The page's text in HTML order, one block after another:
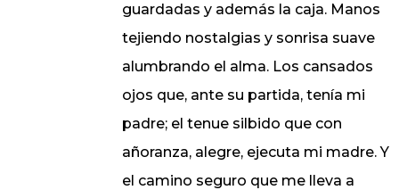
guardadas y además la caja. Manos
tejiendo nostalgias y sonrisa suave
alumbrando el alma. Los cansados
ojos que, ante su partida, tenía mi
padre; el tenue silbido que con
añoranza, alegre, ejecuta mi madre. Y
el camino seguro que me lleva a